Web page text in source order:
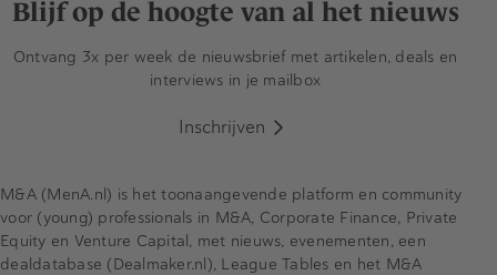
Blijf op de hoogte van al het nieuws
Ontvang 3x per week de nieuwsbrief met artikelen, deals en
interviews in je mailbox
Inschrijven
M&A (MenA.nl) is het toonaangevende platform en community
voor (young) professionals in M&A, Corporate Finance, Private
Equity en Venture Capital, met nieuws, evenementen, een
dealdatabase (Dealmaker.nl), League Tables en het M&A